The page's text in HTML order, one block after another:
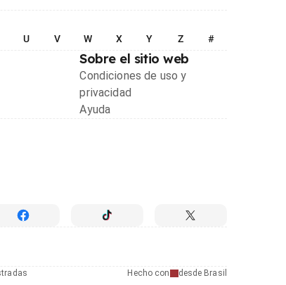
U V W X Y Z #
Sobre el sitio web
Condiciones de uso y
privacidad
Ayuda
Hecho con desde Brasil